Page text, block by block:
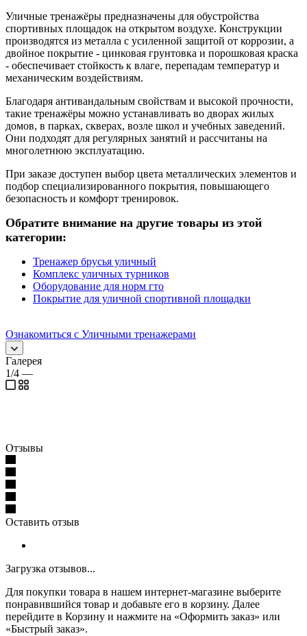
Уличные тренажёры предназначены для обустройства
спортивных площадок на открытом воздухе. Конструкции
производятся из металла с усиленной защитой от коррозии, а
двойное покрытие - цинковая грунтовка и порошковая краска
- обеспечивает стойкость к влаге, перепадам температур и
механическим воздействиям.
Благодаря антивандальным свойствам и высокой прочности,
такие тренажёры можно устанавливать во дворах жилых
домов, в парках, скверах, возле школ и учебных заведений.
Они подходят для регулярных занятий и рассчитаны на
многолетнюю эксплуатацию.
При заказе доступен выбор цвета металлических элементов и
подбор специализированного покрытия, повышающего
безопасность и комфорт тренировок.
Обратите внимание на другие товары из этой
категории:
Тренажер брусья уличный
Комплекс уличных турников
Оборудование для норм гто
Покрытие для уличной спортивной площадки
Ознакомиться с Уличными тренажерами
Галерея
1/4 —
Отзывы
Оставить отзыв
Загрузка отзывов...
Для покупки товара в нашем интернет-магазине выберите
понравившийся товар и добавьте его в корзину. Далее
перейдите в Корзину и нажмите на «Оформить заказ» или
«Быстрый заказ».